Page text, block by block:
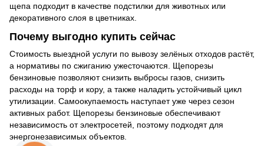
щепа подходит в качестве подстилки для животных или
декоративного слоя в цветниках.
Почему выгодно купить сейчас
Стоимость выездной услуги по вывозу зелёных отходов растёт,
а нормативы по сжиганию ужесточаются. Щепорезы
бензиновые позволяют снизить выбросы газов, снизить
расходы на торф и кору, а также наладить устойчивый цикл
утилизации. Самоокупаемость наступает уже через сезон
активных работ. Щепорезы бензиновые обеспечивают
независимость от электросетей, поэтому подходят для
энергонезависимых объектов.